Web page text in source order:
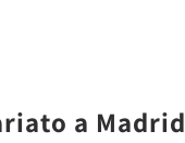
a